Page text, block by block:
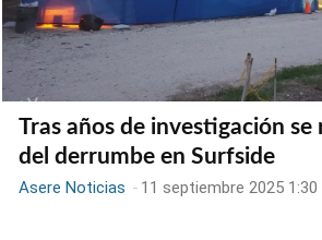
Tras años de investigación se
del derrumbe en Surfside
Asere Noticias - 11 septiembre 2025 1:30